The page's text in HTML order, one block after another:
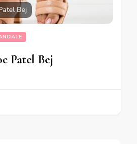
Bej
Patel Bej